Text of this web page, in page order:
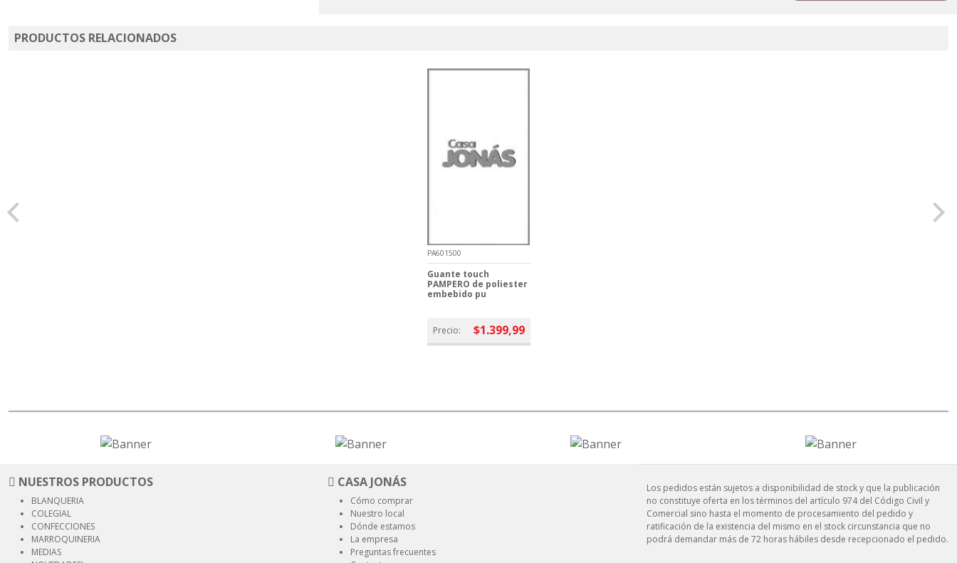
PRODUCTOS RELACIONADOS
PA601500
Guante touch
PAMPERO de poliester
embebido pu
Precio: $1.399,99
NUESTROS PRODUCTOS
BLANQUERIA
COLEGIAL
CONFECCIONES
MARROQUINERIA
MEDIAS
CASA JONÁS
Cómo comprar
Nuestro local
Dónde estamos
La empresa
Preguntas frecuentes
Los pedidos están sujetos a disponibilidad de stock y que la publicación
no constituye oferta en los términos del artículo 974 del Código Civil y
Comercial sino hasta el momento de procesamiento del pedido y
ratificación de la existencia del mismo en el stock circunstancia que no
podrá demandar más de 72 horas hábiles desde recepcionado el pedido.